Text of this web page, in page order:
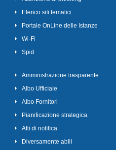
Elenco siti tematici
Portale OnLine delle Istanze
Wi-Fi
Spid
Amministrazione trasparente
Albo Ufficiale
Albo Fornitori
Pianificazione strategica
Atti di notifica
Diversamente abili